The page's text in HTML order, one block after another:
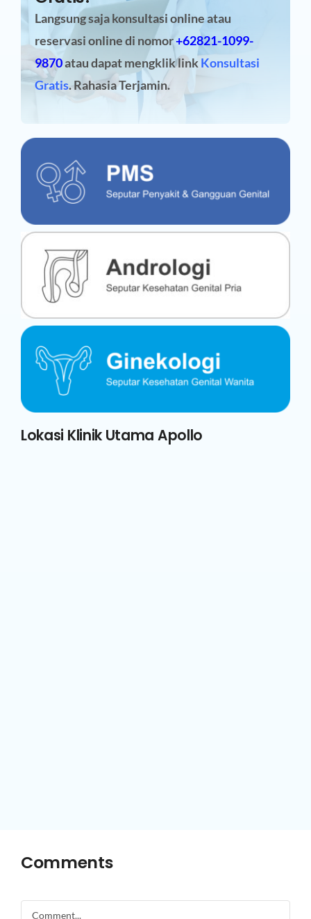
Langsung saja konsultasi online atau
reservasi onlinedi nomor+62821-1099-
9870atau dapat mengklik linkKonsultasi
Gratis. Rahasia Terjamin.
Lokasi Klinik Utama Apollo
Comments
Comment